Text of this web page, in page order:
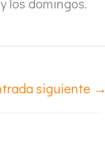
los domingos.
siguiente →